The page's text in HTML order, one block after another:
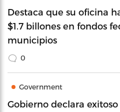
Destaca que su oficina
$1.7 billones en fondos
municipios
0
Government
Gobierno declara